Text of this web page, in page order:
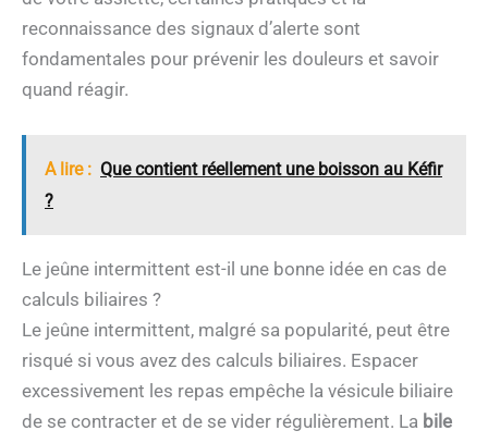
reconnaissance des signaux d’alerte sont
fondamentales pour prévenir les douleurs et savoir
quand réagir.
A lire : Que contient réellement une boisson au Kéfir
?
Le jeûne intermittent est-il une bonne idée en cas de
calculs biliaires ?
Le jeûne intermittent, malgré sa popularité, peut être
risqué si vous avez des calculs biliaires. Espacer
excessivement les repas empêche la vésicule biliaire
de se contracter et de se vider régulièrement. La bile